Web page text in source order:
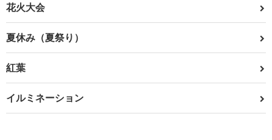
花火大会
夏休み（夏祭り）
紅葉
イルミネーション